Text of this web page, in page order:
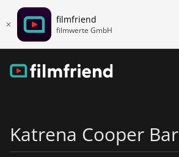
filmfriend
filmwerte GmbH
Katrena Cooper